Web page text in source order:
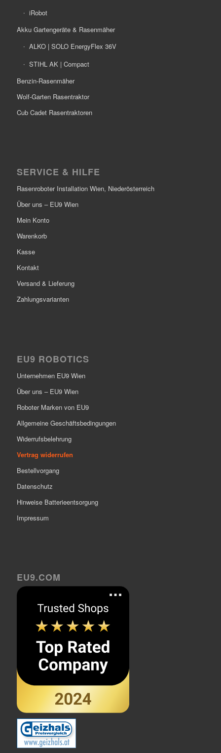
iRobot
Akku Gartengeräte & Rasenmäher
ALKO | SOLO EnergyFlex 36V
STIHL AK | Compact
Benzin-Rasenmäher
Wolf-Garten Rasentraktor
Cub Cadet Rasentraktoren
SERVICE & HILFE
Rasenroboter Installation Wien, Niederösterreich
Über uns – EU9 Wien
Mein Konto
Warenkorb
Kasse
Kontakt
Versand & Lieferung
Zahlungsvarianten
EU9 ROBOTICS
Unternehmen EU9 Wien
Über uns – EU9 Wien
Roboter Marken von EU9
Allgemeine Geschäftsbedingungen
Widerrufsbelehrung
Vertrag widerrufen
Bestellvorgang
Datenschutz
Hinweise Batterieentsorgung
Impressum
EU9.COM